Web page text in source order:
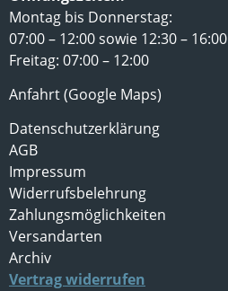
Montag bis Donnerstag:
07:00 – 12:00 sowie 12:30 – 16:00
Freitag: 07:00 – 12:00
Anfahrt (Google Maps)
Datenschutzerklärung
AGB
Impressum
Widerrufsbelehrung
Zahlungsmöglichkeiten
Versandarten
Archiv
Vertrag widerrufen